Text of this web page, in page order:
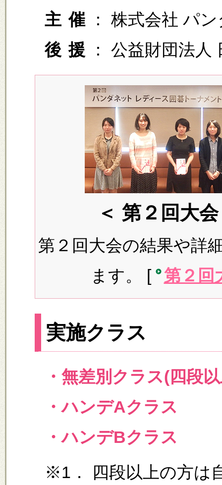
主 催 ： 株式会社 パ
後 援 ： 公益財団法人
＜ 第２回大
第２回大会の結果や詳
ます。 [
第２回
実施クラス
・無差別クラス(四段
・ハンデAクラス
・ハンデBクラス
※1． 四段以上の方は